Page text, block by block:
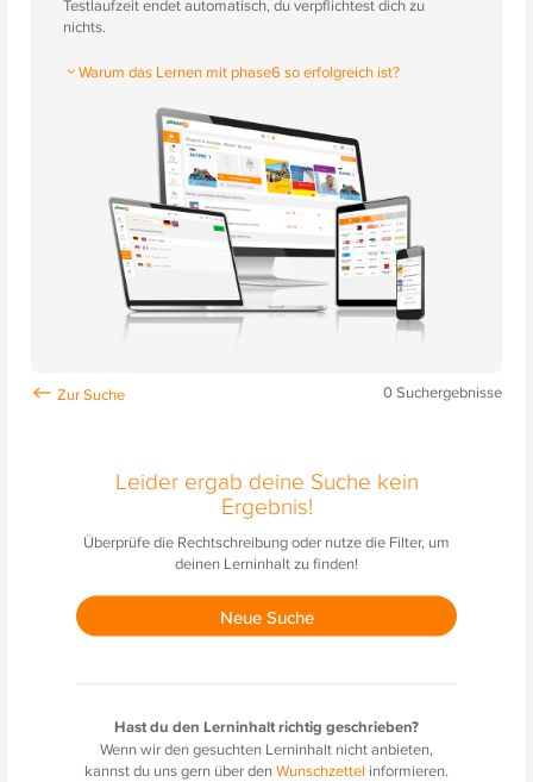
Testlaufzeit endet automatisch, du verpflichtest dich zu
nichts.
Warum das Lernen mit phase6 so erfolgreich ist?
0Suchergebnisse
Leider ergab deine Suche kein
Ergebnis!
Überprüfe die Rechtschreibung oder nutze die Filter, um
deinen Lerninhalt zu finden!
Neue Suche
Hast du den Lerninhalt richtig geschrieben?
Wenn wir den gesuchten Lerninhalt nicht anbieten,
kannst du uns gern über denWunschzettel informieren.